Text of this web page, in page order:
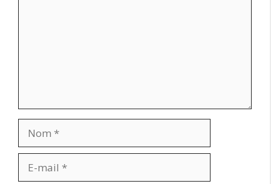
mail